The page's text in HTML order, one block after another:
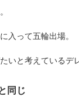
入って五輪出場。
いと考えているデ
同じ